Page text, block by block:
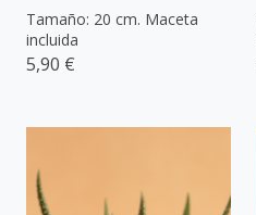
Tamaño: 20 cm. Maceta
incluida
5,90 €